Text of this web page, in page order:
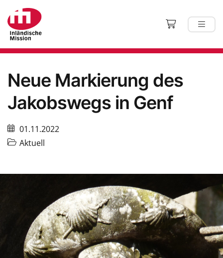
Neue Markierung des
Jakobswegs in Genf
01.11.2022
Aktuell